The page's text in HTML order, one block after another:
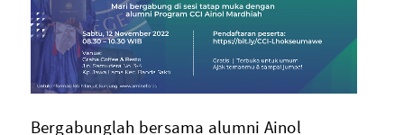
Bergabunglah bersama alumni Ainol